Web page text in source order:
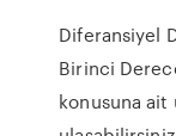
Diferansiyel
Birinci
konusuna ait